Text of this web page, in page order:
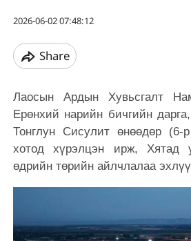
2026-06-02 07:48:12
Share
Лаосын Ардын Хувьсгалт
Ерөнхий нарийн бичгийн
Тонглун Сисулит өнөөдөр
хотод хүрэлцэн ирж, Хятад
өдрийн төрийн айлчлалаа